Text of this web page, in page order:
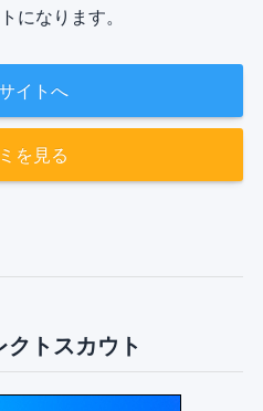
になります。
イトへ
を見る
クトスカウト